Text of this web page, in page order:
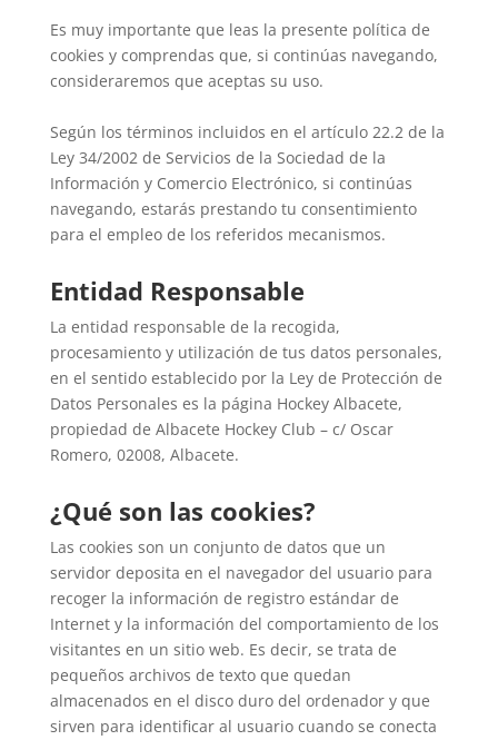
Es muy importante que leas la presente política de
cookies y comprendas que, si continúas navegando,
consideraremos que aceptas su uso.
Según los términos incluidos en el artículo 22.2 de la
Ley 34/2002 de Servicios de la Sociedad de la
Información y Comercio Electrónico, si continúas
navegando, estarás prestando tu consentimiento
para el empleo de los referidos mecanismos.
Entidad Responsable
La entidad responsable de la recogida,
procesamiento y utilización de tus datos personales,
en el sentido establecido por la Ley de Protección de
Datos Personales es la página Hockey Albacete,
propiedad de Albacete Hockey Club – c/ Oscar
Romero, 02008, Albacete.
¿Qué son las cookies?
Las cookies son un conjunto de datos que un
servidor deposita en el navegador del usuario para
recoger la información de registro estándar de
Internet y la información del comportamiento de los
visitantes en un sitio web. Es decir, se trata de
pequeños archivos de texto que quedan
almacenados en el disco duro del ordenador y que
sirven para identificar al usuario cuando se conecta